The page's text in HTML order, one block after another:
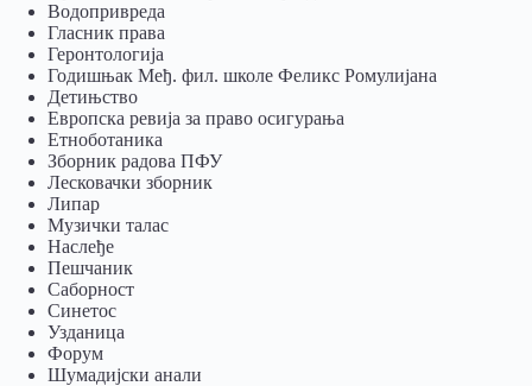
Водопривреда
Гласник права
Геронтологија
Годишњак Међ. фил. школе Феликс Ромулијана
Детињство
Европска ревија за право осигурања
Eтноботаника
Зборник радова ПФУ
Лесковачки зборник
Липар
Музички талас
Наслеђе
Пешчаник
Саборност
Синетос
Узданица
Форум
Шумадијски анали